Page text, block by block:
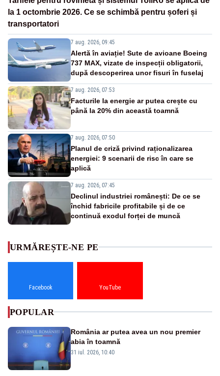
la 1 octombrie 2026. Ce se schimbă pentru șoferi și
transportatori
7 aug. 2026, 09:45
Alertă în aviație! Sute de avioane Boeing
737 MAX, vizate de inspecții obligatorii,
după descoperirea unor fisuri în fuselaj
7 aug. 2026, 07:53
Facturile la energie ar putea crește cu
până la 20% din această toamnă
7 aug. 2026, 07:50
Planul de criză privind raționalizarea
energiei: 9 scenarii de risc în care se
aplică
7 aug. 2026, 07:45
Declinul industriei românești: De ce se
închid fabricile profitabile și de ce
continuă exodul forței de muncă
URMĂREȘTE-NE PE
Facebook YouTube
POPULAR
România ar putea avea un nou premier
abia în toamnă
31 iul. 2026, 10:40